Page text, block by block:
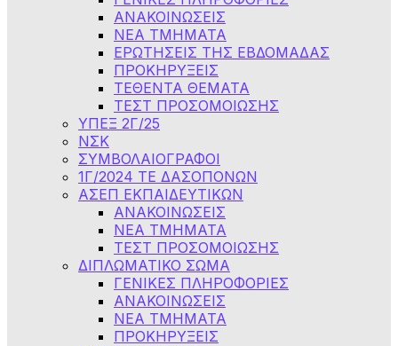
ΑΝΑΚΟΙΝΩΣΕΙΣ
NEA TMHMATA
ΕΡΩΤΗΣΕΙΣ ΤΗΣ ΕΒΔΟΜΑΔΑΣ
ΠΡΟΚΗΡΥΞΕΙΣ
ΤΕΘΕΝΤΑ ΘΕΜΑΤΑ
ΤΕΣΤ ΠΡΟΣΟΜΟΙΩΣΗΣ
ΥΠΕΞ 2Γ/25
ΝΣΚ
ΣΥΜΒΟΛΑΙΟΓΡΑΦΟΙ
1Γ/2024 ΤΕ ΔΑΣΟΠΟΝΩΝ
ΑΣΕΠ ΕΚΠΑΙΔΕΥΤΙΚΩΝ
ΑΝΑΚΟΙΝΩΣΕΙΣ
ΝΕΑ ΤΜΗΜΑΤΑ
ΤΕΣΤ ΠΡΟΣΟΜΟΙΩΣΗΣ
ΔΙΠΛΩΜΑΤΙΚΟ ΣΩΜΑ
ΓΕΝΙΚΕΣ ΠΛΗΡΟΦΟΡΙΕΣ
ΑΝΑΚΟΙΝΩΣΕΙΣ
ΝΕΑ ΤΜΗΜΑΤΑ
ΠΡΟΚΗΡΥΞΕΙΣ